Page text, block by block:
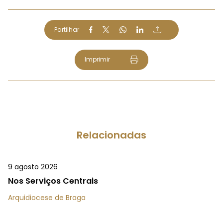
Partilhar
Imprimir
Relacionadas
9 agosto 2026
Nos Serviços Centrais
Arquidiocese de Braga